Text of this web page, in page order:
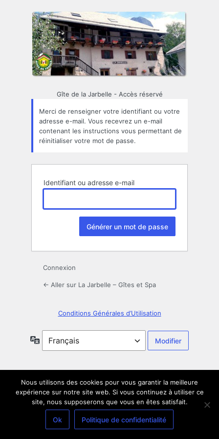
passe
oublié
Gîte de la Jarbelle - Accès réservé
Merci de renseigner votre identifiant ou votre
adresse e-mail. Vous recevrez un e-mail
contenant les instructions vous permettant de
réinitialiser votre mot de passe.
Identifiant ou adresse e-mail
Connexion
← Aller sur La Jarbelle – Gîtes et Spa
Conditions Générales d’Utilisation
Langue
Nous utilisons des cookies pour vous garantir la meilleure
expérience sur notre site web. Si vous continuez à utiliser ce
site, nous supposerons que vous en êtes satisfait.
Ok Politique de confidentialité